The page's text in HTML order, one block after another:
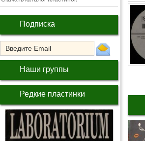
Подписка
Наши группы
Редкие пластинки